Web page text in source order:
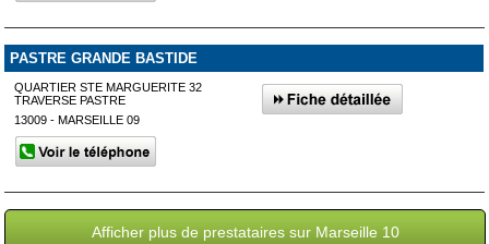
PASTRE GRANDE BASTIDE
QUARTIER STE MARGUERITE 32
TRAVERSE PASTRE
13009 - MARSEILLE 09
Afficher plus de prestataires sur Marseille 10